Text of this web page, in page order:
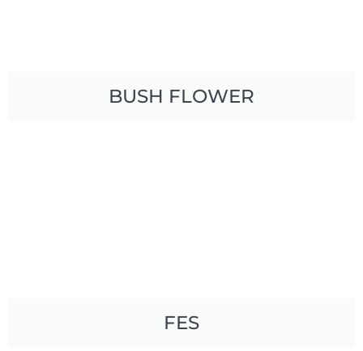
BUSH FLOWER
FES